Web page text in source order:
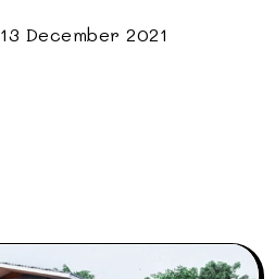
13 December 2021